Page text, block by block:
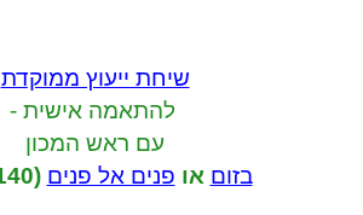
שיחת ייעוץ ממוקדת
להתאמה אישית -
עם ראש המכון
בזום או פנים אל פנים (140 ש״ח)